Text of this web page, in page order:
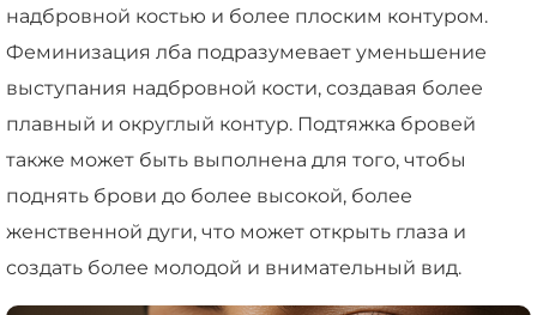
надбровной костью и более плоским контуром.
Феминизация лба подразумевает уменьшение
выступания надбровной кости, создавая более
плавный и округлый контур. Подтяжка бровей
также может быть выполнена для того, чтобы
поднять брови до более высокой, более
женственной дуги, что может открыть глаза и
создать более молодой и внимательный вид.